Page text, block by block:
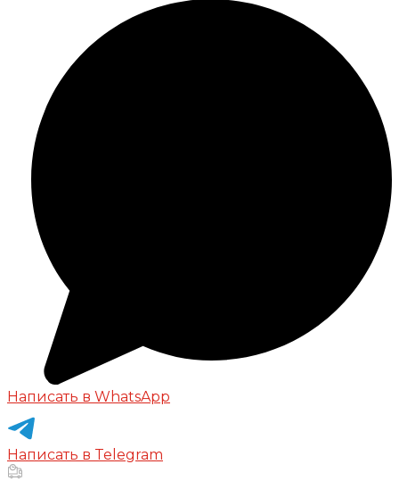
Написать в WhatsApp
Написать в Telegram